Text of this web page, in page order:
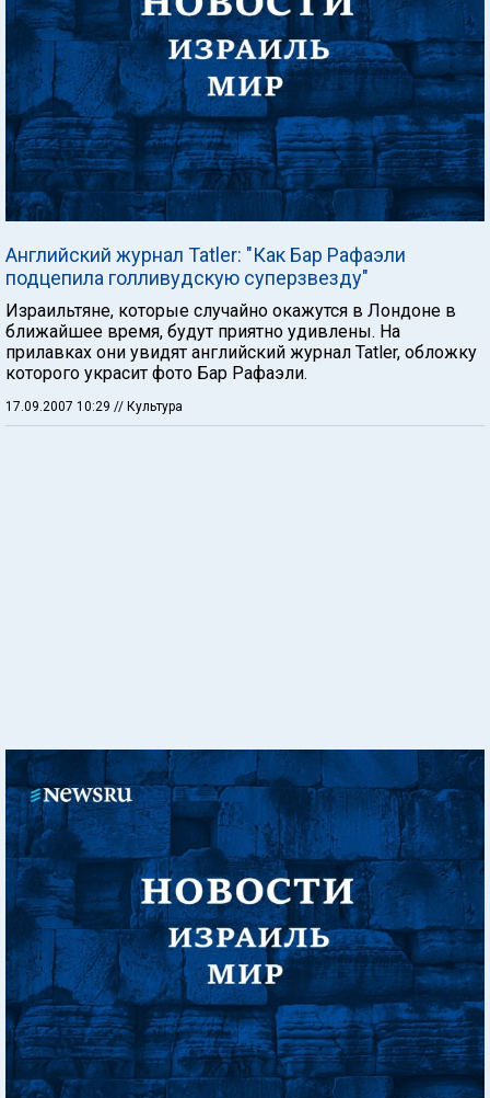
Английский журнал Tatler: "Как Бар Рафаэли
подцепила голливудскую суперзвезду"
Израильтяне, которые случайно окажутся в Лондоне в
ближайшее время, будут приятно удивлены. На
прилавках они увидят английский журнал Tatler, обложку
которого украсит фото Бар Рафаэли.
17.09.2007 10:29 // Культура